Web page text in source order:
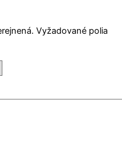
Vyžadované polia